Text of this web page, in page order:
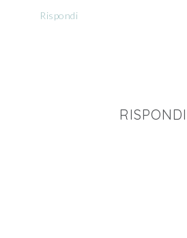
Rispondi
RISPONDI